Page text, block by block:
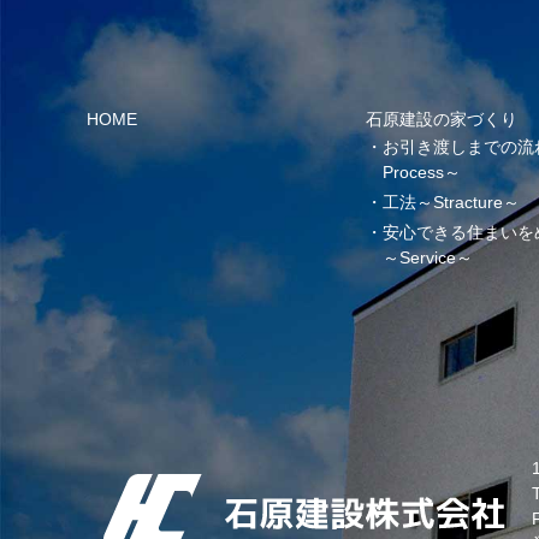
HOME
石原建設の家づくり
お引き渡しまでの流
Process～
工法～Stracture～
安心できる住まいを
～Service～